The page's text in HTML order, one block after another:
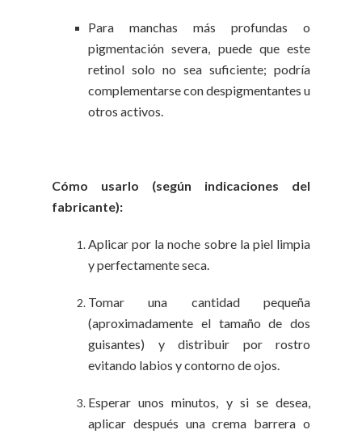
Para manchas más profundas o
pigmentación severa, puede que este
retinol solo no sea suficiente; podría
complementarse con despigmentantes u
otros activos.
Cómo usarlo (según indicaciones del
fabricante):
Aplicar por la noche sobre la piel limpia
y perfectamente seca.
Tomar una cantidad pequeña
(aproximadamente el tamaño de dos
guisantes) y distribuir por rostro
evitando labios y contorno de ojos.
Esperar unos minutos, y si se desea,
aplicar después una crema barrera o